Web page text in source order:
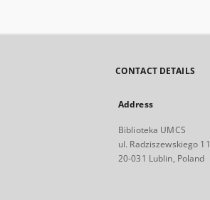
CONTACT DETAILS
Address
Biblioteka UMCS
ul. Radziszewskiego 11
20-031 Lublin, Poland